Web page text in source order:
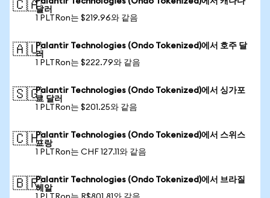
🇨🇦달러
1 PLTRon는 $219.96와 같음
🇦🇺Palantir Technologies (Ondo Tokenized)에서 호주 달
러
1 PLTRon는 $222.79와 같음
🇸🇬Palantir Technologies (Ondo Tokenized)에서 싱가포
르 달러
1 PLTRon는 $201.25와 같음
🇨🇭Palantir Technologies (Ondo Tokenized)에서 스위스
프랑
1 PLTRon는 CHF 127.11와 같음
🇧🇷Palantir Technologies (Ondo Tokenized)에서 브라질
헤알